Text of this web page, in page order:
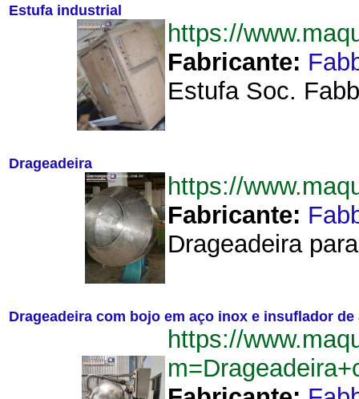
Estufa industrial
https://
Fabricante:
Estufa Soc.
Drageadeira
https://
Fabricante:
Drageadeira
Drageadeira com bojo em aço inox e insuflador de
https://